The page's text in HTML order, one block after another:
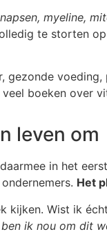
myeline,
te storten
boeken over
leven om
in het
Het
kijken. Wist ik
ben ik nou om dit